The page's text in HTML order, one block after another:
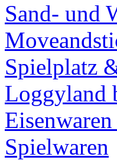
Sand- und
Spielplatz
Loggyland
Spielwaren